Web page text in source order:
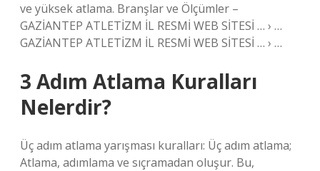
ve yüksek atlama. Branşlar ve Ölçümler –
GAZİANTEP ATLETİZM İL RESMİ WEB SİTESİ … › …
GAZİANTEP ATLETİZM İL RESMİ WEB SİTESİ … › …
3 Adım Atlama Kuralları
Nelerdir?
Üç adım atlama yarışması kuralları: Üç adım atlama;
Atlama, adımlama ve sıçramadan oluşur. Bu,